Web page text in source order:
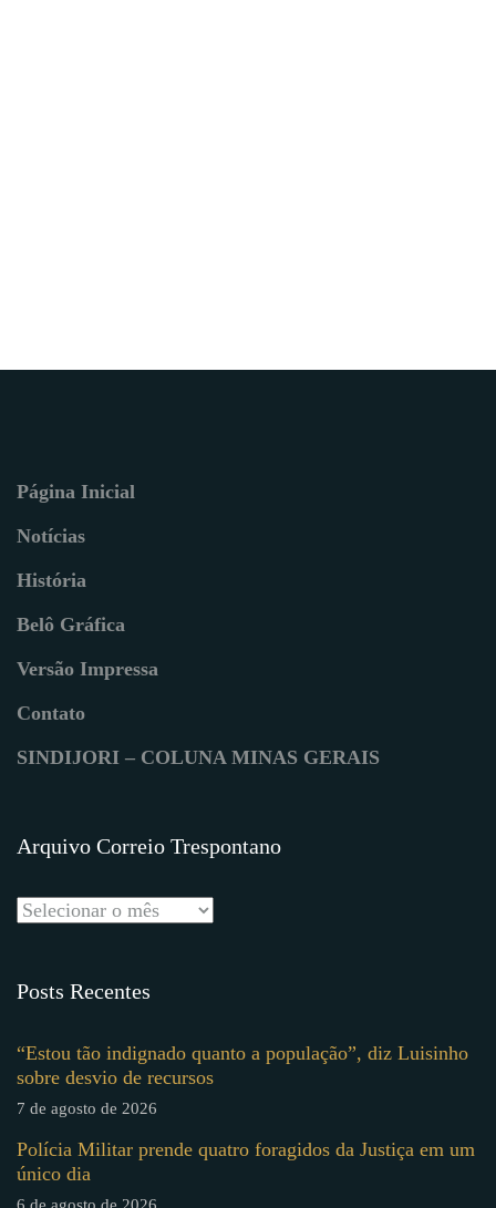
Página Inicial
Notícias
História
Belô Gráfica
Versão Impressa
Contato
SINDIJORI – COLUNA MINAS GERAIS
Arquivo Correio Trespontano
Posts Recentes
“Estou tão indignado quanto a população”, diz Luisinho
sobre desvio de recursos
7 de agosto de 2026
Polícia Militar prende quatro foragidos da Justiça em um
único dia